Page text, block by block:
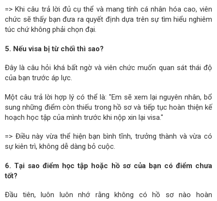
=> Khi câu trả lời đủ cụ thể và mang tính cá nhân hóa cao, viên
chức sẽ thấy bạn đưa ra quyết định dựa trên sự tìm hiểu nghiêm
túc chứ không phải chọn đại.
5. Nếu visa bị từ chối thì sao?
Đây là câu hỏi khá bất ngờ và viên chức muốn quan sát thái độ
của bạn trước áp lực.
Một câu trả lời hợp lý có thể là: "Em sẽ xem lại nguyên nhân, bổ
sung những điểm còn thiếu trong hồ sơ và tiếp tục hoàn thiện kế
hoạch học tập của mình trước khi nộp xin lại visa."
=> Điều này vừa thể hiện bạn bình tĩnh, trưởng thành và vừa có
sự kiên trì, không dễ dàng bỏ cuộc.
6. Tại sao điểm học tập hoặc hồ sơ của bạn có điểm chưa
tốt?
Đầu tiên, luôn luôn nhớ rằng không có hồ sơ nào hoàn